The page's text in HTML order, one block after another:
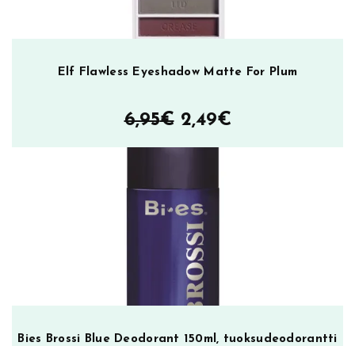
Elf Flawless Eyeshadow Matte For Plum
6,95€ Alkuperäinen
hinta
6,95€.
2,49€Nykyinen
hinta
Bies Brossi Blue Deodorant 150ml, tuoksudeodorantti